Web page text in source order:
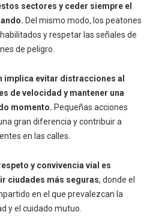
sectores y ceder siempre el
Del mismo modo, los peatones
y respetar las señales de
de peligro.
implica evitar distracciones al
de velocidad y mantener una
momento. Pequeñas acciones
gran diferencia y contribuir a
en las calles.
y convivencia vial es
ciudades más seguras, donde el
en el que prevalezcan la
y el cuidado mutuo.